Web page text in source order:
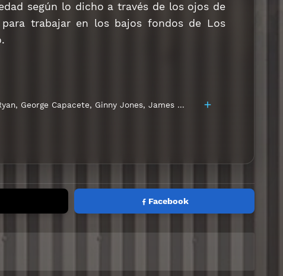
según lo dicho a través de los ojos de
trabajar en los bajos fondos de Los
, George Capacete, Ginny Jones, James Seaman
Facebook